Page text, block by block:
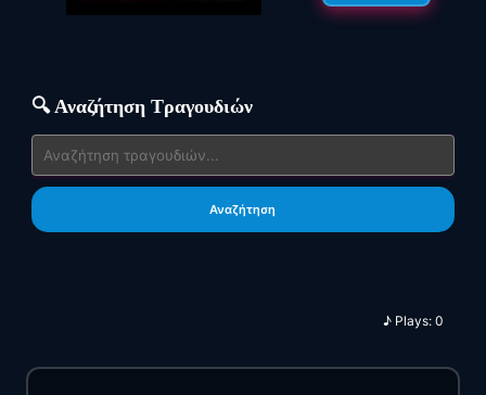
🔍 Αναζήτηση Τραγουδιών
Αναζήτηση
♪ Plays:0